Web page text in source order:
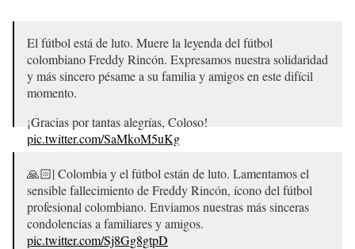
El fútbol está de luto. Muere la leyenda del fútbol
colombiano Freddy Rincón. Expresamos nuestra solidaridad
y más sincero pésame a su familia y amigos en este difícil
momento.
¡Gracias por tantas alegrías, Coloso!
pic.twitter.com/SaMkoM5uKg
— América desde Cali (@AmericaCali)
14 de abril de 2022
🙏🏻| Colombia y el fútbol están de luto. Lamentamos el
sensible fallecimiento de Freddy Rincón, ícono del fútbol
profesional colombiano. Enviamos nuestras más sinceras
condolencias a familiares y amigos.
pic.twitter.com/Sj8Gg8gtpD